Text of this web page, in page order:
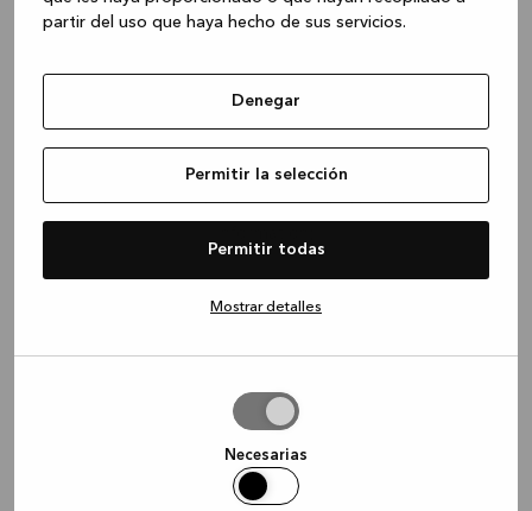
partir del uso que haya hecho de sus servicios.
Denegar
Permitir la selección
Permitir todas
Mostrar detalles
Necesarias
Application error: a client-side exception has occurred
loadingwww.kvik.es (see the browser console for more